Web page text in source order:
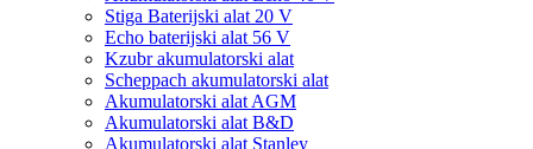
Stiga Baterijski alat 20 V
Echo baterijski alat 56 V
Kzubr akumulatorski alat
Scheppach akumulatorski alat
Akumulatorski alat AGM
Akumulatorski alat B&D
Akumulatorski alat Stanley